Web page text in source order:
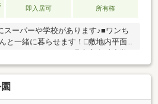
即入居可 所有権
スーパーや学校があります♪■ワンち
と一緒に暮らせます！□敷地内平面
立白岳中学校 徒歩9分■フレスタ
ーパードラッグひまわり 広中央店
ンター ユーホー広店 徒歩6分□JR
さんのお客様から満足のお言葉を